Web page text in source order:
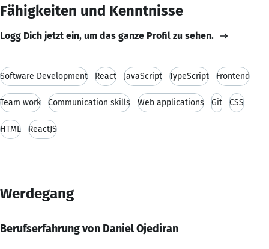
Fähigkeiten und Kenntnisse
Logg Dich jetzt ein, um das ganze Profil zu sehen.
Software Development React JavaScript TypeScript Frontend
Team work Communication skills Web applications Git CSS
HTML ReactJS
Werdegang
Berufserfahrung von Daniel Ojediran